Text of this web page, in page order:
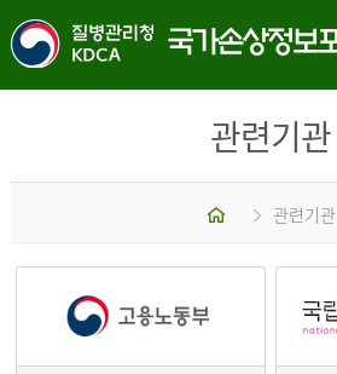
관련기관
홈 관련기관